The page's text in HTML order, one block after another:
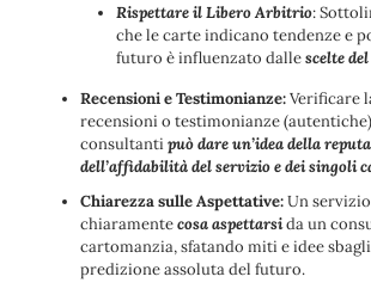
Rispettare il Libero Arbitrio:
che le carte indicano tendenze e
futuro è influenzato dallescelte
Recensioni e Testimonianze:Verificare
recensioni o testimonianze
consultantipuò dare un’idea della
dell’affidabilità del servizio e dei singoli
Chiarezza sulle Aspettative:Un
chiaramentecosa aspettarsida un
cartomanzia, sfatando miti e idee
predizione assoluta del futuro.